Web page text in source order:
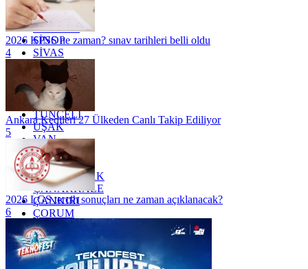
RİZE
SAKARYA
SAMSUN
SİNOP
SİVAS
SİİRT
TEKİRDAĞ
TOKAT
TRABZON
TUNCELİ
UŞAK
VAN
YALOVA
YOZGAT
ZONGULDAK
ÇANAKKALE
ÇANKIRI
ÇORUM
İSTANBUL
İZMİR
ŞANLIURFA
ŞIRNAK
2026 KPSS ne zaman? sınav tarihleri belli oldu
4
Ankara Kedileri 27 Ülkeden Canlı Takip Ediliyor
5
2026 LGS tercih sonuçları ne zaman açıklanacak?
6